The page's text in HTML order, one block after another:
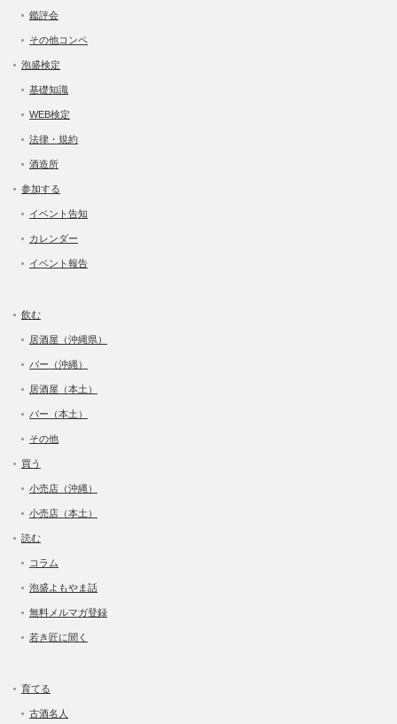
鑑評会
その他コンペ
泡盛検定
基礎知識
WEB検定
法律・規約
酒造所
参加する
イベント告知
カレンダー
イベント報告
飲む
居酒屋（沖縄県）
バー（沖縄）
居酒屋（本土）
バー（本土）
その他
買う
小売店（沖縄）
小売店（本土）
読む
コラム
泡盛よもやま話
無料メルマガ登録
若き匠に聞く
育てる
古酒名人